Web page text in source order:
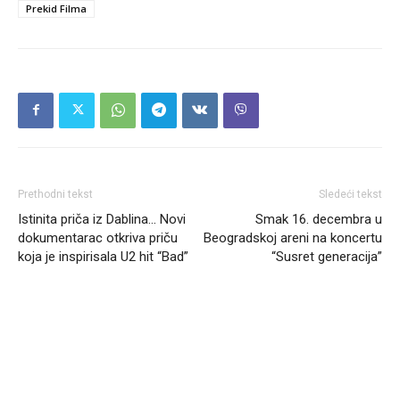
Prekid Filma
Prethodni tekst
Istinita priča iz Dablina… Novi
dokumentarac otkriva priču
koja je inspirisala U2 hit “Bad”
Sledeći tekst
Smak 16. decembra u
Beogradskoj areni na koncertu
“Susret generacija”